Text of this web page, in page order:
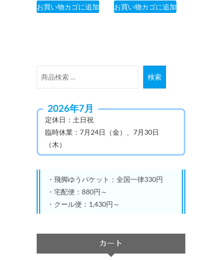
り
シ
は
商
品
ー
か
ら
選
ま
お買い物カゴに追加 お買い物カゴに追加
象:
検索
2026年7月
定休日：土日祝
臨時休業：7月24日（金）、7月30日
（木）
・飛脚ゆうパケット：全国一律330円
・宅配便：880円～
・クール便：1,430円～
カート